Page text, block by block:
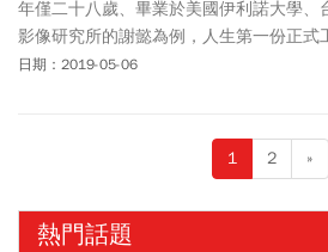
年僅二十八歲、畢業於美國伊利諾大學、
影像研究所的謝懿為例，人生第一份正式
他一八年創立的遠距醫療公司——鳴醫，
器，可獲得一年五千美元的支援，以及相
日期：2019-05-06
1 2 »
熱門話題